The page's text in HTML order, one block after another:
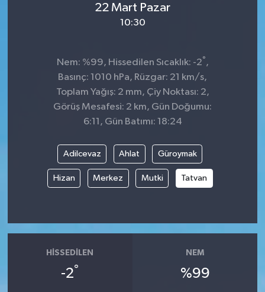
22 Mart Pazar
10:30
Nem: %99, Hissedilen Sıcaklık: -2°,
Basınç: 1010 hPa, Rüzgar: 21 km/s,
Toplam Yağış: 2 mm, Çiy Noktası: 2,
Görüş Mesafesi: 2 km, Gün Doğumu:
6:11, Gün Batımı: 18:24
Adilcevaz Ahlat Güroymak
Hizan Merkez Mutki Tatvan
HISSEDILEN
-2°
NEM
%99